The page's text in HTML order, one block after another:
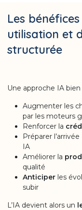
Les
utilisation et
structurée
Une approche IA
Augmenter les
par les moteurs
Renforcer la
Préparer l’arrivée
IA
Améliorer la
qualité
Anticiper les
subir
L’IA devient alors un